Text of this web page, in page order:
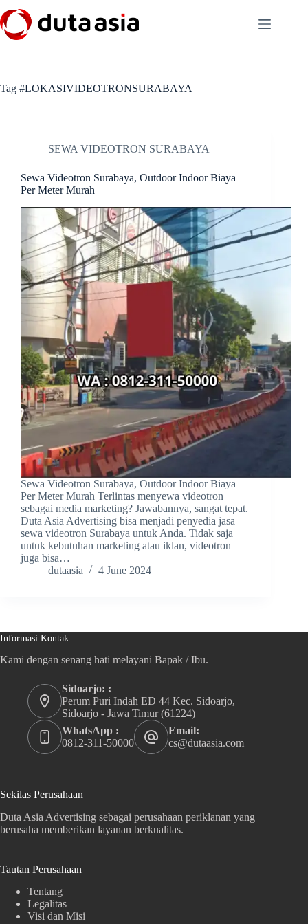
to
content
Tag #LOKASIVIDEOTRONSURABAYA
SEWA VIDEOTRON SURABAYA
Sewa Videotron Surabaya, Outdoor Indoor Biaya
Per Meter Murah
Sewa Videotron Surabaya, Outdoor Indoor Biaya
Per Meter Murah Terlintas menyewa videotron
sebagai media marketing? Jawabannya, sangat tepat.
Duta Asia Advertising bisa menjadi penyedia jasa
sewa videotron Surabaya untuk Anda. Tidak saja
untuk kebutuhan marketing atau iklan, videotron
juga bisa…
dutaasia
4 June 2024
Informasi Kontak
Kami dengan senang hati melayani Bapak / Ibu.
Sidoarjo: :
Perum Puri Indah ED 44 Kec. Sidoarjo,
Sidoarjo - Jawa Timur (61224)
WhatsApp :
0812-311-50000
Email:
cs@dutaasia.com
Sekilas Perusahaan
Duta Asia Advertising sebagai perusahaan periklanan yang
berusaha memberikan layanan berkualitas.
Tautan Perusahaan
Tentang
Legalitas
Visi dan Misi